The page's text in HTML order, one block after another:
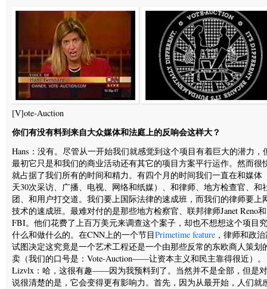
[V]ote-Auction
你们有没有料到来自大众媒体和法庭上的反响会这样大？
Hans：没有。尽管从一开始我们就感觉到这个项目有着巨大的潜力，
最初它只是和我们的商业活动还有其它的项目方案平行运作。然而很
就占据了我们所有的时间和精力。有四个月的时间我们一直在和媒体
天30次采访、广播、电视、网络和纸媒）、和律师、地方检查官、和
团、和用户打交道。我们要上国际法律的速成班，而我们的律师要上
技术的速成班。最难对付的是那些地方检察官、联邦律师Janet Reno和
FBI。他们花费了上百万美元来调查这个案子，却也不想想这个项目
什么和做什么的。在CNN上的一个节目Primetime feature ，律师和政
试图决定这究竟是一个艺术工程还是一个由那些反常的东欧商人策划
卖（我们的口号是：Vote-Auction——让资本主义和民主靠得很近）。
Lizvlx：哈，这很有趣——因为我预料到了。当然并不是全部，但是
说很清楚的是，它会变得更有影响力。首先，因为从最开始，人们就